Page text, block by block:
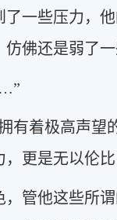
一些压力，
佛还是弱了一
有着极高声
更是无以伦
管他这些所